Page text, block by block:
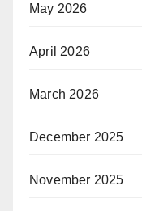
May 2026
April 2026
March 2026
December 2025
November 2025